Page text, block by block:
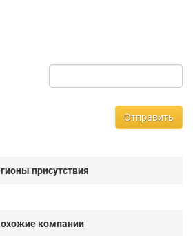
Отправить
присутствия
компании